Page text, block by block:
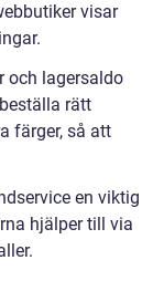
visar
och lagersaldo
rätt
färger, så att
en viktig
hjälper till via